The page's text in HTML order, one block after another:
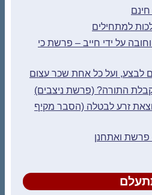
למתחילים
וחובה על ידי חייב – פרשת כי
התורה? (פרשת ניצבים)
זרע לבטלה (הסבר מקיף
פרשת ואתחנן